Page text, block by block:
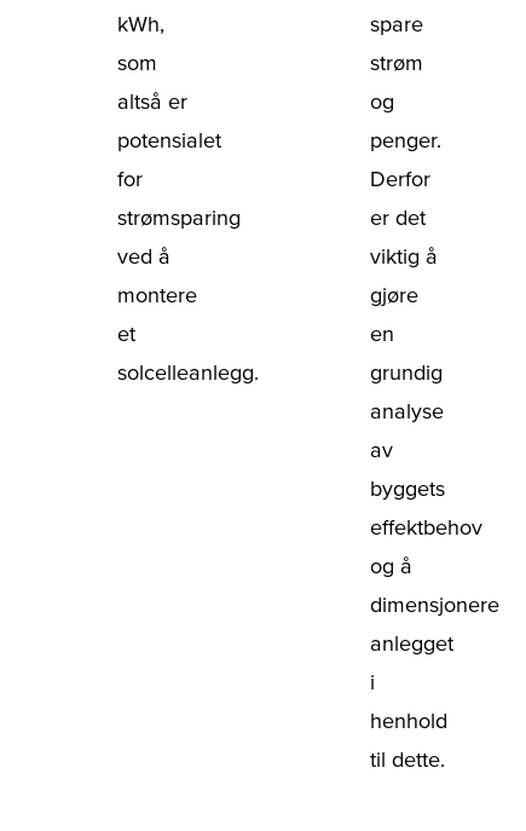
kWh,
som
altså er
potensialet
for
strømsparing
ved å
montere
et
solcelleanlegg.
spare
strøm
og
penger.
Derfor
er det
viktig å
gjøre
en
grundig
analyse
av
byggets
effektbehov
og å
dimensjonere
anlegget
i
henhold
til dette.